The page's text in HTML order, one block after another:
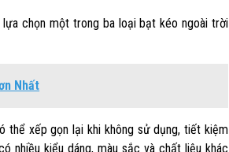
chọn một trong ba loại bạt kéo ngoài trời
Nhất
thể xếp gọn lại khi không sử dụng, tiết kiệm
nhiều kiểu dáng, màu sắc và chất liệu khác